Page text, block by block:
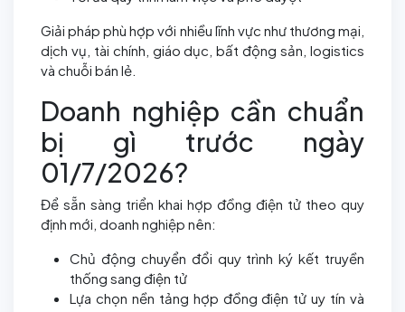
Giải pháp phù hợp với nhiều lĩnh vực như thương mại,
dịch vụ, tài chính, giáo dục, bất động sản, logistics
và chuỗi bán lẻ.
Doanh nghiệp cần chuẩn
bị gì trước ngày
01/7/2026?
Để sẵn sàng triển khai hợp đồng điện tử theo quy
định mới, doanh nghiệp nên:
Chủ động chuyển đổi quy trình ký kết truyền
thống sang điện tử
Lựa chọn nền tảng hợp đồng điện tử uy tín và